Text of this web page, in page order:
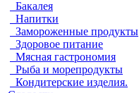
Бакалея
Напитки
Замороженные продукты
Здоровое питание
Мясная гастрономия
Рыба и морепродукты
Кондитерские изделия.